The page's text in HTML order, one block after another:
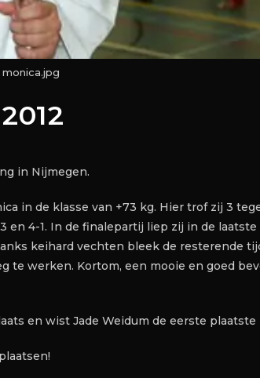
monica.jpg
in Nijmegen.
in de klasse van +73 kg. Hier trof zij 3
4-1. In de finalepartij liep zij in de laatste
keihard vechten bleek de resterende
te werken. Kortom, een mooie en goed
en wist Jade Weidum de eerste